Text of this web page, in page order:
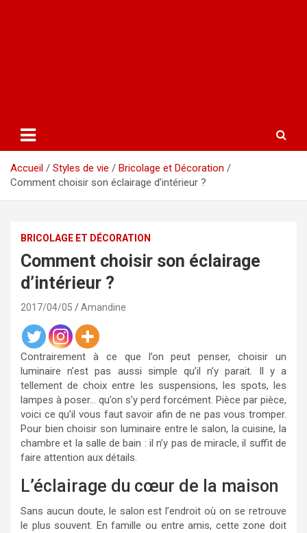
Accueil Styles de vie
Bricolage et Décoration
Comment choisir son éclairage d’intérieur ?
BRICOLAGE ET DÉCORATION
Comment choisir son éclairage
d’intérieur ?
2017/04/05 Amandine
Contrairement à ce que l’on peut penser, choisir un
luminaire n’est pas aussi simple qu’il n’y parait. Il y a
tellement de choix entre les suspensions, les spots, les
lampes à poser… qu’on s’y perd forcément. Pièce par pièce,
voici ce qu’il vous faut savoir afin de ne pas vous tromper.
Pour bien choisir son luminaire entre le salon, la cuisine, la
chambre et la salle de bain : il n’y pas de miracle, il suffit de
faire attention aux détails.
L’éclairage du cœur de la maison
Sans aucun doute, le salon est l’endroit où on se retrouve
le plus souvent. En famille ou entre amis, cette zone doit